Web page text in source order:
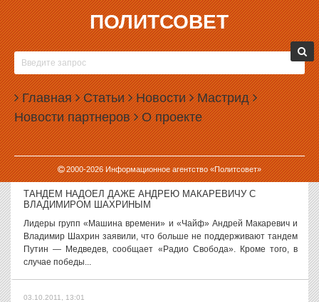
ПОЛИТСОВЕТ
Главная Статьи Новости Мастрид
Новости партнеров О проекте
2000-2026Информационное агентство «Политсовет»
03.10.2011, 15:51
ОТ ЛДПР В ЗАКОНОДАТЕЛЬНОЕ СОБРАНИЕ
СВЕРДЛОВСКОЙ ОБЛАСТИ ИДЕТ МНОГО ХОРОШО
ЗАБЫТЫХ ГРАЖДАН
ЛДПР опубликовала список кандидатов в депутаты в
Законодательное собрание Свердловской области. Как оказалось,
в нем немало знакомых местной политтусовке имен. По партийной
традиции список...
03.10.2011, 15:50
ТАНДЕМ НАДОЕЛ ДАЖЕ АНДРЕЮ МАКАРЕВИЧУ С
ВЛАДИМИРОМ ШАХРИНЫМ
Лидеры групп «Машина времени» и «Чайф» Андрей Макаревич и
Владимир Шахрин заявили, что больше не поддерживают тандем
Путин — Медведев, сообщает «Радио Свобода». Кроме того, в
случае победы...
03.10.2011, 13:01